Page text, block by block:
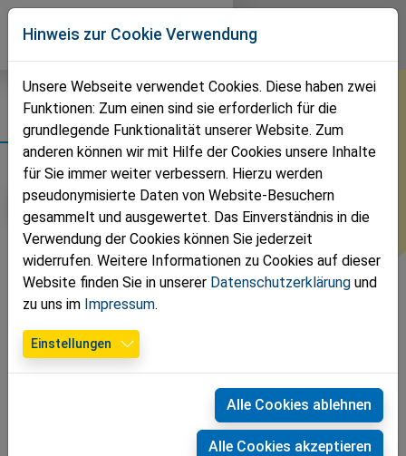
Direkt zur Hauptnavigation springen
Direkt zum Inhalt springen
Fotos
Jahr auswählen
Aktuell gibt es keine neuen Fotos.
Hinweis zur Cookie Verwendung
Unsere Webseite verwendet Cookies. Diese haben zwei
Funktionen: Zum einen sind sie erforderlich für die
grundlegende Funktionalität unserer Website. Zum
anderen können wir mit Hilfe der Cookies unsere Inhalte
für Sie immer weiter verbessern. Hierzu werden
pseudonymisierte Daten von Website-Besuchern
gesammelt und ausgewertet. Das Einverständnis in die
Verwendung der Cookies können Sie jederzeit
widerrufen. Weitere Informationen zu Cookies auf dieser
Website finden Sie in unserer Datenschutzerklärung und
zu uns im Impressum.
Einstellungen
Alle Cookies ablehnen
Alle Cookies akzeptieren